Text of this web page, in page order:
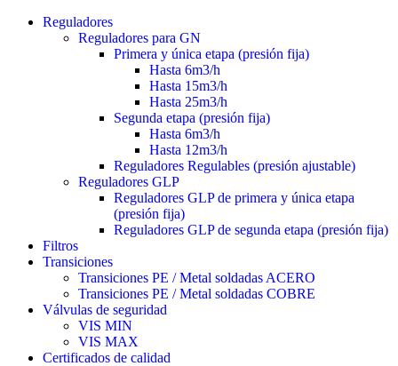
Reguladores
Reguladores para GN
Primera y única etapa (presión fija)
Hasta 6m3/h
Hasta 15m3/h
Hasta 25m3/h
Segunda etapa (presión fija)
Hasta 6m3/h
Hasta 12m3/h
Reguladores Regulables (presión ajustable)
Reguladores GLP
Reguladores GLP de primera y única etapa
(presión fija)
Reguladores GLP de segunda etapa (presión fija)
Filtros
Transiciones
Transiciones PE / Metal soldadas ACERO
Transiciones PE / Metal soldadas COBRE
Válvulas de seguridad
VIS MIN
VIS MAX
Certificados de calidad